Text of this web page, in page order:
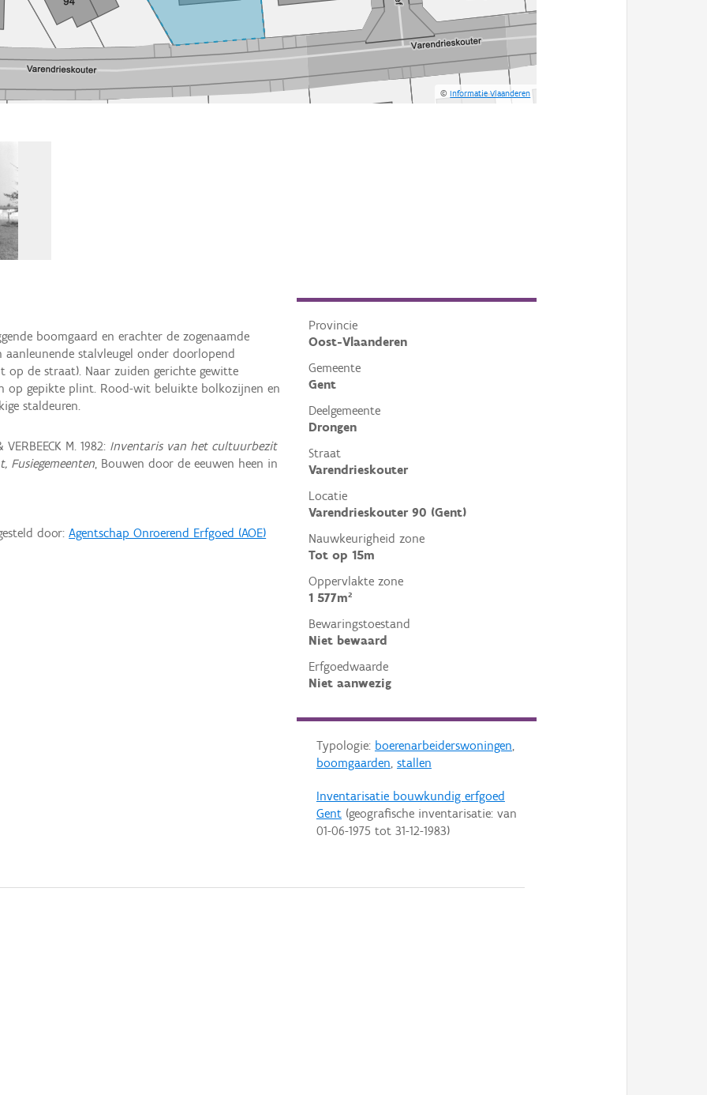
©Informatie Vlaanderen
Provincie
Oost-Vlaanderen
Gemeente
Gent
Deelgemeente
Drongen
Straat
Varendrieskouter
Locatie
Varendrieskouter 90 (Gent)
Nauwkeurigheid zone
Tot op 15m
Oppervlakte zone
1 577m²
Bewaringstoestand
Niet bewaard
Erfgoedwaarde
Niet aanwezig
Typologie: boerenarbeiderswoningen,
boomgaarden, stallen
Inventarisatie bouwkundig erfgoed
Gent(geografische inventarisatie: van
01-06-1975 tot 31-12-1983)
boomgaard en erachter de zogenaamde
stalvleugel onder doorlopend
op de straat). Naar zuiden gerichte gewitte
op gepikte plint. Rood-wit beluikte bolkozijnen en
staldeuren.
M. 1982: Inventaris van het cultuurbezit
Fusiegemeenten, Bouwen door de eeuwen heen in
door:Agentschap Onroerend Erfgoed (AOE)